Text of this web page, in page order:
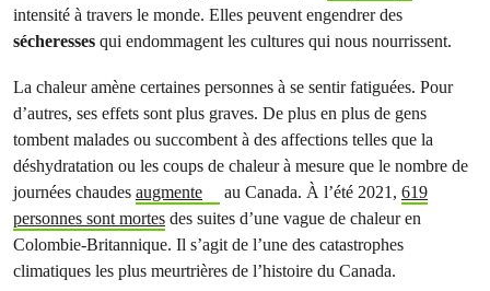
intensité à travers le monde. Elles peuvent engendrer des
sécheresses qui endommagent les cultures qui nous nourrissent.
La chaleur amène certaines personnes à se sentir fatiguées. Pour
d’autres, ses effets sont plus graves. De plus en plus de gens
tombent malades ou succombent à des affections telles que la
déshydratation ou les coups de chaleur à mesure que le nombre de
journées chaudes augmente au Canada. À l’été 2021, 619
personnes sont mortes des suites d’une vague de chaleur en
Colombie-Britannique. Il s’agit de l’une des catastrophes
climatiques les plus meurtrières de l’histoire du Canada.